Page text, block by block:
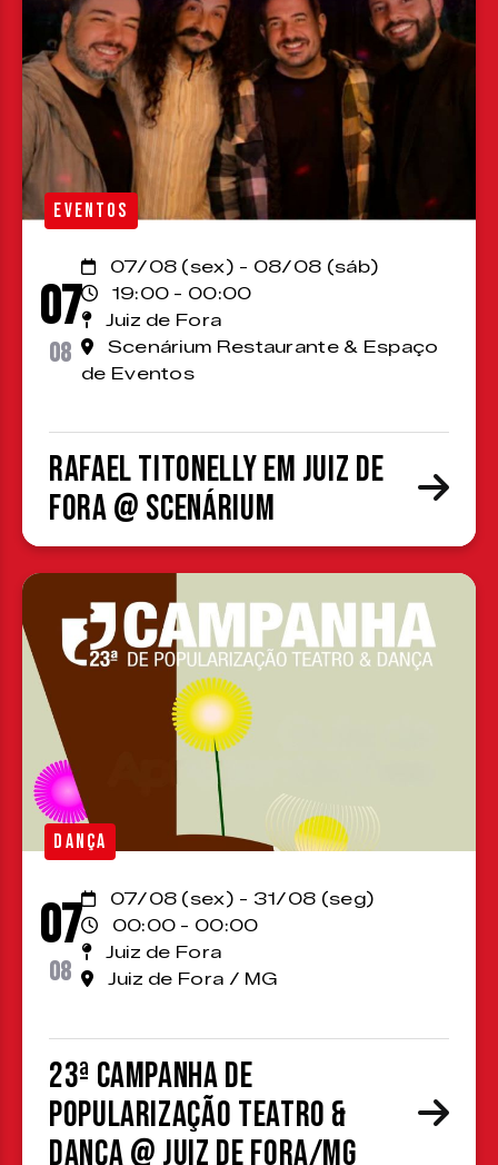
EVENTOS
07
08
07/08 (sex) - 08/08 (sáb)
19:00 - 00:00
Juiz de Fora
Scenárium Restaurante & Espaço
de Eventos
Rafael Titonelly em Juiz de
Fora @ Scenárium
DANÇA
07
08
07/08 (sex) - 31/08 (seg)
00:00 - 00:00
Juiz de Fora
Juiz de Fora / MG
23ª Campanha de
Popularização Teatro &
Dança @ Juiz de Fora/MG